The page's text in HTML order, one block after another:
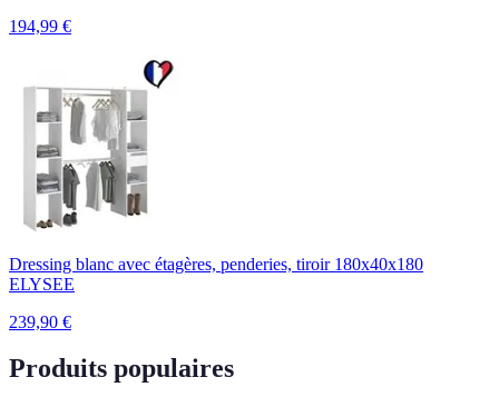
194,99 €
Dressing blanc avec étagères, penderies, tiroir 180x40x180
ELYSEE
239,90 €
Produits populaires